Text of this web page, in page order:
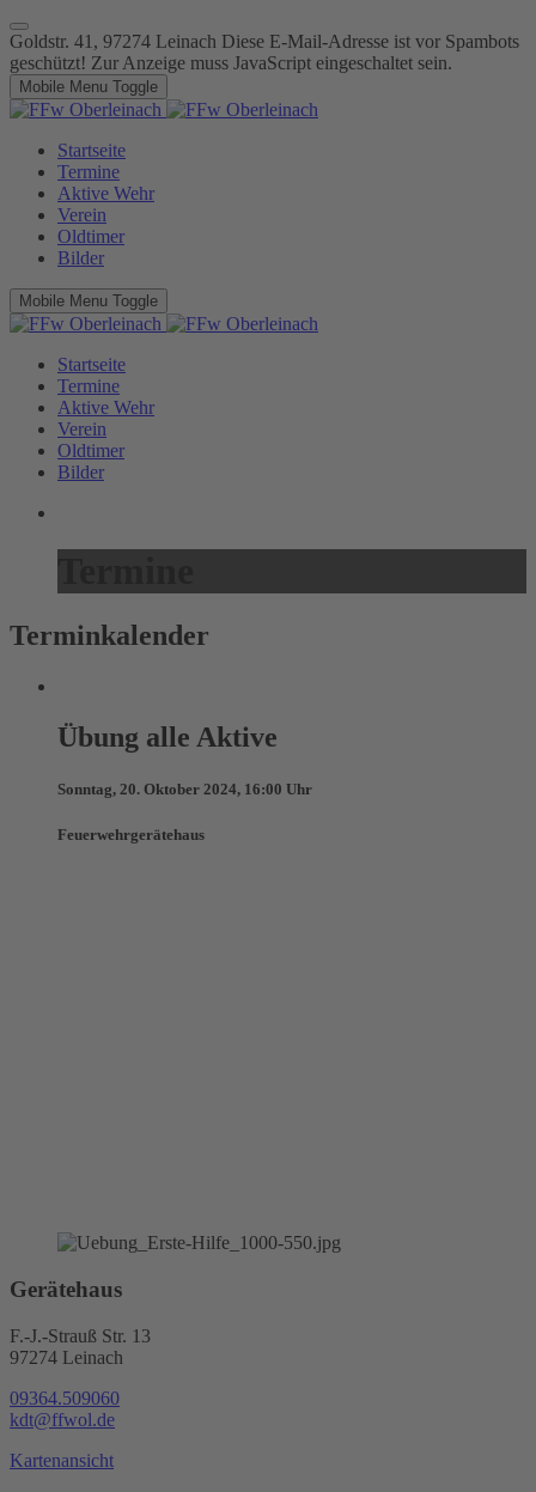
Goldstr. 41, 97274 Leinach Diese E-Mail-Adresse ist vor Spambots
geschützt! Zur Anzeige muss JavaScript eingeschaltet sein.
Mobile Menu Toggle
Startseite
Termine
Aktive Wehr
Verein
Oldtimer
Bilder
Mobile Menu Toggle
Startseite
Termine
Aktive Wehr
Verein
Oldtimer
Bilder
Terminkalender
Übung alle Aktive
Sonntag, 20. Oktober 2024, 16:00 Uhr
Feuerwehrgerätehaus
Gerätehaus
F.-J.-Strauß Str. 13
97274 Leinach
09364.509060
kdt@ffwol.de
Kartenansicht